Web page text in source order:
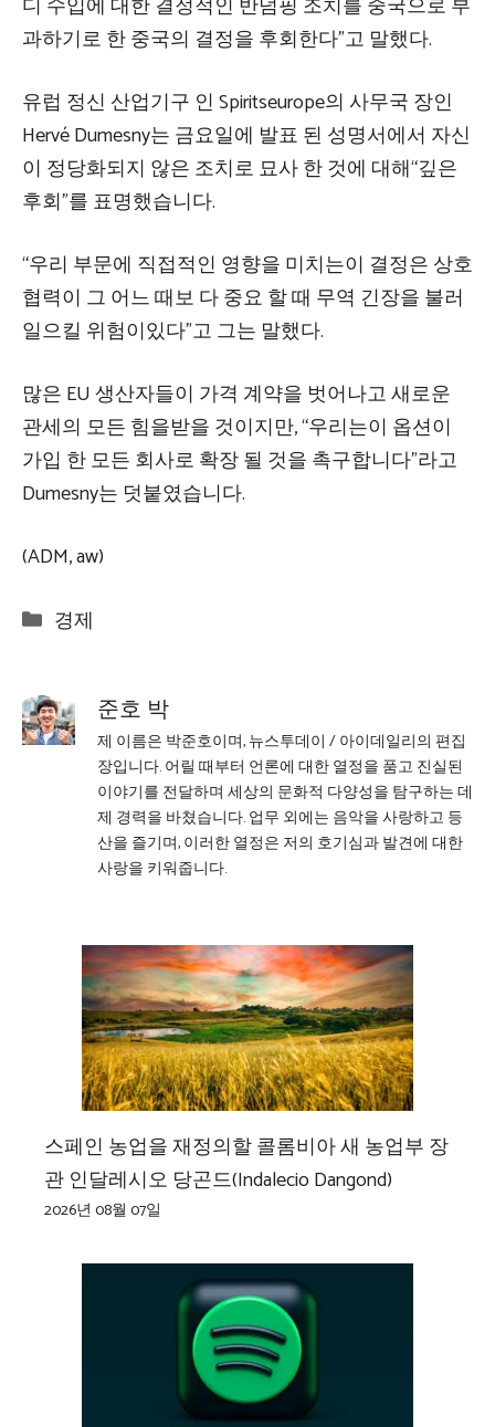
디 수입에 대한 결정적인 반덤핑 조치를 중국으로 부
과하기로 한 중국의 결정을 후회한다”고 말했다.
유럽 ​​정신 산업기구 인 Spiritseurope의 사무국 장인
Hervé Dumesny는 금요일에 발표 된 성명서에서 자신
이 정당화되지 않은 조치로 묘사 한 것에 대해“깊은
후회”를 표명했습니다.
“우리 부문에 직접적인 영향을 미치는이 결정은 상호
협력이 그 어느 때보 다 중요 할 때 무역 긴장을 불러
일으킬 위험이있다”고 그는 말했다.
많은 EU 생산자들이 가격 계약을 벗어나고 새로운
관세의 모든 힘을받을 것이지만, “우리는이 옵션이
가입 한 모든 회사로 확장 될 것을 촉구합니다”라고
Dumesny는 덧붙였습니다.
(ADM, aw)
Categories
경제
준호 박
제 이름은 박준호이며, 뉴스투데이 / 아이데일리의 편집
장입니다. 어릴 때부터 언론에 대한 열정을 품고 진실된
이야기를 전달하며 세상의 문화적 다양성을 탐구하는 데
제 경력을 바쳤습니다. 업무 외에는 음악을 사랑하고 등
산을 즐기며, 이러한 열정은 저의 호기심과 발견에 대한
사랑을 키워줍니다.
스페인 농업을 재정의할 콜롬비아 새 농업부 장
관 인달레시오 당곤드(Indalecio Dangond)
2026년 08월 07일